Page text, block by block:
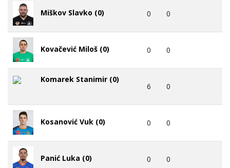
Miškov Slavko (0) 0 0
Kovačević Miloš (0) 0 0
Komarek Stanimir (0)
6 0
Kosanović Vuk (0) 0 0
Panić Luka (0) 0 0